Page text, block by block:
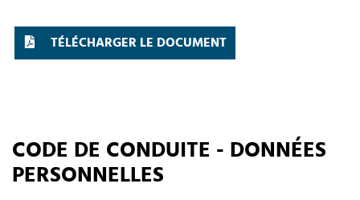
TÉLÉCHARGER LE DOCUMENT
CODE DE CONDUITE - DONNÉES
PERSONNELLES